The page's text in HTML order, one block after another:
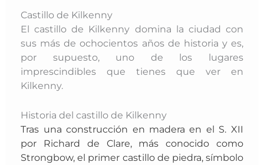
Castillo de Kilkenny
El castillo de Kilkenny domina la ciudad con
sus más de ochocientos años de historia y es,
por supuesto, uno de los lugares
imprescindibles que tienes que ver en
Kilkenny.
Historia del castillo de Kilkenny
Tras una construcción en madera en el S. XII
por Richard de Clare, más conocido como
Strongbow, el primer castillo de piedra, símbolo